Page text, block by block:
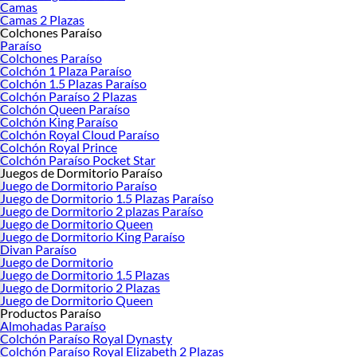
Explora la colección de
Paraíso, cada noche se convierte en una experiencia de descanso superior.
EnFalabella.comtambién podrás encontrar lo mejor en
descanso perfecto, modernos Muebles de Dormitorio con
moderno diseño yCunas para bebés
tamaño ideal. No te pierdas las ofertas en tarima 2 plazas especiales de eventos
únicos que encontrarás en falabella.com como el
Encuentra otros productos que te podrían interesar:
Marcas de Camas
Camas Baraka Home
Camas Drimer
Camas Drom
Camas El Cisne
Camas Forli
Camas Paraíso
Camas Rosen
Camas
Cama 1 plaza
Cama 1.5 plazas
Cama 2 plazas
Camas
Camas 2 Plazas
Colchones Paraíso
Paraíso
Colchones Paraíso
Colchón 1 Plaza Paraíso
Colchón 1.5 Plazas Paraíso
Colchón Paraíso 2 Plazas
Colchón Queen Paraíso
Colchón King Paraíso
Colchón Royal Cloud Paraíso
Colchón Royal Prince
Colchón Paraíso Pocket Star
Juegos de Dormitorio Paraíso
Juego de Dormitorio Paraíso
Juego de Dormitorio 1.5 Plazas Paraíso
Juego de Dormitorio 2 plazas Paraíso
Juego de Dormitorio Queen
Juego de Dormitorio King Paraíso
Divan Paraíso
Juego de Dormitorio
Juego de Dormitorio 1.5 Plazas
Juego de Dormitorio 2 Plazas
Juego de Dormitorio Queen
Productos Paraíso
Almohadas Paraíso
Colchón Paraíso Royal Dynasty
Colchón Paraíso Royal Elizabeth 2 Plazas